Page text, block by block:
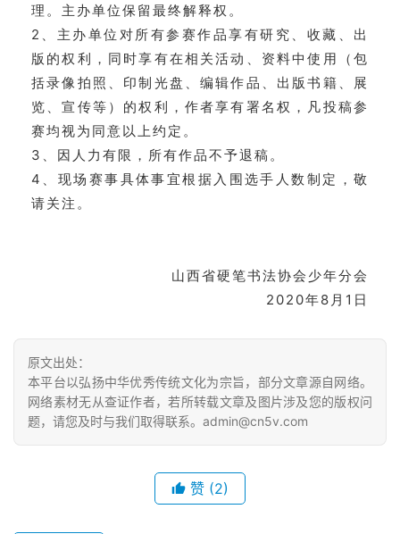
理。主办单位保留最终解释权。
2、主办单位对所有参赛作品享有研究、收藏、出
版的权利，同时享有在相关活动、资料中使用（包
括录像拍照、印制光盘、编辑作品、出版书籍、展
览、宣传等）的权利，作者享有署名权，凡投稿参
赛均视为同意以上约定。
3、因人力有限，所有作品不予退稿。
4、现场赛事具体事宜根据入围选手人数制定，敬
请关注。
山西省硬笔书法协会少年分会
2020年8月1日
原文出处：
本平台以弘扬中华优秀传统文化为宗旨，部分文章源自网络。
网络素材无从查证作者，若所转载文章及图片涉及您的版权问
题，请您及时与我们取得联系。admin@cn5v.com
赞 (2)